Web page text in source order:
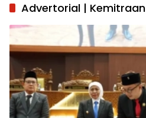
Advertorial | Kemitraan